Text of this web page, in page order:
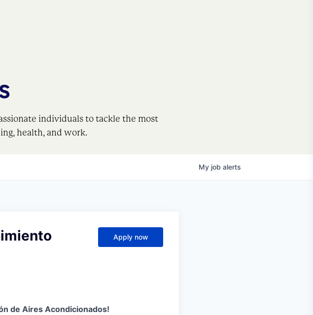
individuals to tackle the most
health, and work.
My job alerts
Apply now
de Aires Acondicionados!